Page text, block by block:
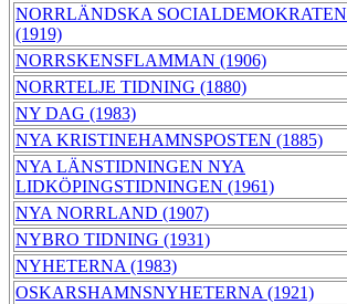
NORRLÄNDSKA SOCIALDEMOKRATEN
(1919)
NORRSKENSFLAMMAN (1906)
NORRTELJE TIDNING (1880)
NY DAG (1983)
NYA KRISTINEHAMNSPOSTEN (1885)
NYA LÄNSTIDNINGEN NYA
LIDKÖPINGSTIDNINGEN (1961)
NYA NORRLAND (1907)
NYBRO TIDNING (1931)
NYHETERNA (1983)
OSKARSHAMNSNYHETERNA (1921)